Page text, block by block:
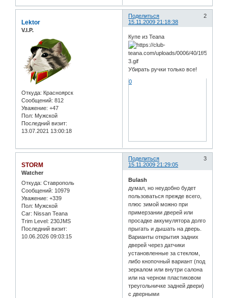
Поделиться
2
15.11.2009 21:18:38
Lektor
V.I.P.
Откуда: Красноярск
Сообщений: 812
Уважение: +47
Пол: Мужской
Последний визит:
13.07.2021 13:00:18
Купе из Teana
Убирать ручки только все!
0
Поделиться
3
15.11.2009 21:29:05
STORM
Watcher
Откуда: Ставрополь
Сообщений: 10979
Уважение: +339
Пол: Мужской
Car: Nissan Teana
Trim Level: 230JMS
Последний визит:
10.06.2026 09:03:15
Bulash
думал, но неудобно будет
пользоваться прежде всего,
плюс зимой можно при
примерзании дверей или
просадке аккумулятора долго
прыгать и дышать на дверь.
Варианты открытия задних
дверей через датчики
установленные за стеклом,
либо кнопочный вариант (под
зеркалом или внутри салона
или на черном пластиковом
треугольничке задней двери)
с дверными